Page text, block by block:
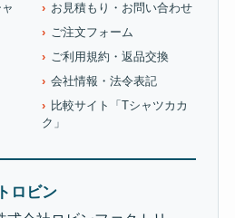
お見積もり・お問い合わせ
ご注文フォーム
ご利用規約・返品交換
会社情報・法令表記
比較サイト「Tシャツカカ
ク」
ロビン